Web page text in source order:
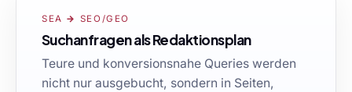
SEA → SEO/GEO
Suchanfragen als Redaktionsplan
Teure und konversionsnahe Queries werden
nicht nur ausgebucht, sondern in Seiten,